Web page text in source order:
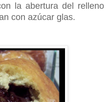
la abertura del relleno
con azúcar glas.